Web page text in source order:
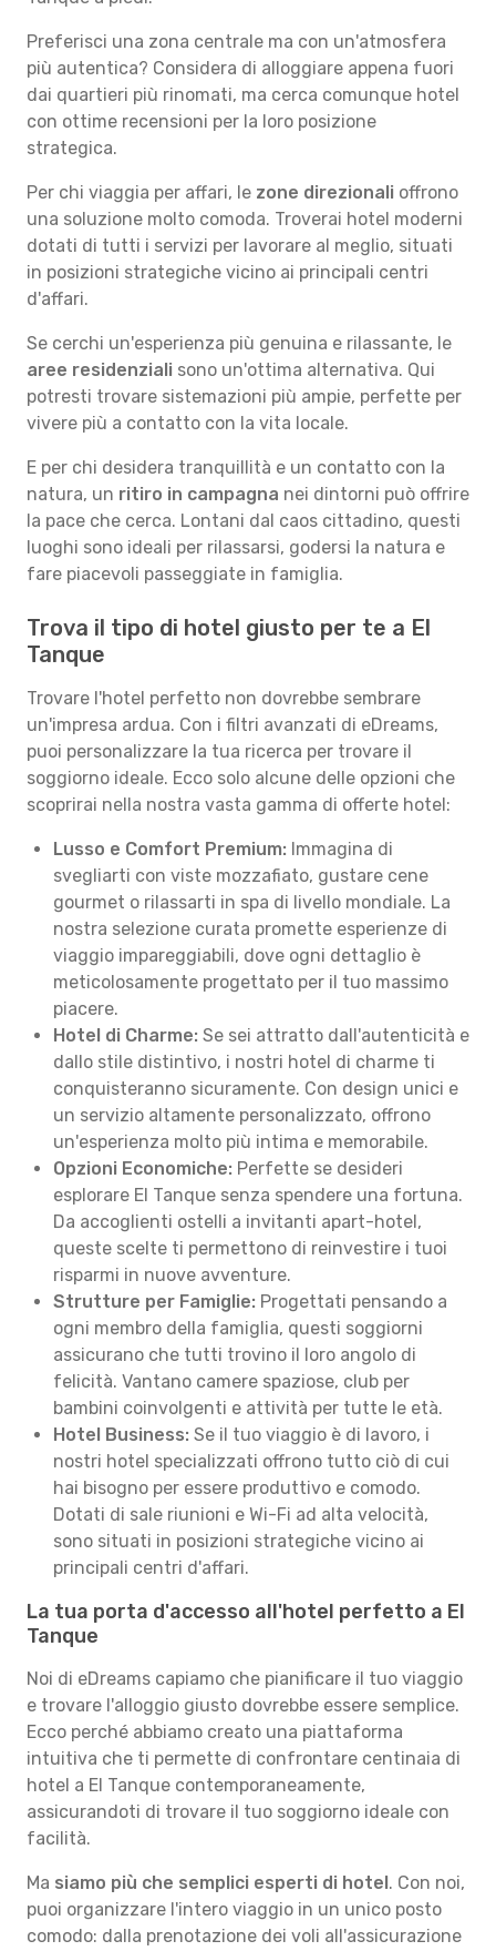
Preferisci una zona centrale ma con un'atmosfera
più autentica? Considera di alloggiare appena fuori
dai quartieri più rinomati, ma cerca comunque hotel
con ottime recensioni per la loro posizione
strategica.
Per chi viaggia per affari, le zone direzionali offrono
una soluzione molto comoda. Troverai hotel moderni
dotati di tutti i servizi per lavorare al meglio, situati
in posizioni strategiche vicino ai principali centri
d'affari.
Se cerchi un'esperienza più genuina e rilassante, le
aree residenziali sono un'ottima alternativa. Qui
potresti trovare sistemazioni più ampie, perfette per
vivere più a contatto con la vita locale.
E per chi desidera tranquillità e un contatto con la
natura, un ritiro in campagna nei dintorni può offrire
la pace che cerca. Lontani dal caos cittadino, questi
luoghi sono ideali per rilassarsi, godersi la natura e
fare piacevoli passeggiate in famiglia.
Trova il tipo di hotel giusto per te a El
Tanque
Trovare l'hotel perfetto non dovrebbe sembrare
un'impresa ardua. Con i filtri avanzati di eDreams,
puoi personalizzare la tua ricerca per trovare il
soggiorno ideale. Ecco solo alcune delle opzioni che
scoprirai nella nostra vasta gamma di offerte hotel:
Lusso e Comfort Premium: Immagina di
svegliarti con viste mozzafiato, gustare cene
gourmet o rilassarti in spa di livello mondiale. La
nostra selezione curata promette esperienze di
viaggio impareggiabili, dove ogni dettaglio è
meticolosamente progettato per il tuo massimo
piacere.
Hotel di Charme: Se sei attratto dall'autenticità e
dallo stile distintivo, i nostri hotel di charme ti
conquisteranno sicuramente. Con design unici e
un servizio altamente personalizzato, offrono
un'esperienza molto più intima e memorabile.
Opzioni Economiche: Perfette se desideri
esplorare El Tanque senza spendere una fortuna.
Da accoglienti ostelli a invitanti apart-hotel,
queste scelte ti permettono di reinvestire i tuoi
risparmi in nuove avventure.
Strutture per Famiglie: Progettati pensando a
ogni membro della famiglia, questi soggiorni
assicurano che tutti trovino il loro angolo di
felicità. Vantano camere spaziose, club per
bambini coinvolgenti e attività per tutte le età.
Hotel Business: Se il tuo viaggio è di lavoro, i
nostri hotel specializzati offrono tutto ciò di cui
hai bisogno per essere produttivo e comodo.
Dotati di sale riunioni e Wi-Fi ad alta velocità,
sono situati in posizioni strategiche vicino ai
principali centri d'affari.
La tua porta d'accesso all'hotel perfetto a El
Tanque
Noi di eDreams capiamo che pianificare il tuo viaggio
e trovare l'alloggio giusto dovrebbe essere semplice.
Ecco perché abbiamo creato una piattaforma
intuitiva che ti permette di confrontare centinaia di
hotel a El Tanque contemporaneamente,
assicurandoti di trovare il tuo soggiorno ideale con
facilità.
Ma siamo più che semplici esperti di hotel. Con noi,
puoi organizzare l'intero viaggio in un unico posto
comodo: dalla prenotazione dei voli all'assicurazione